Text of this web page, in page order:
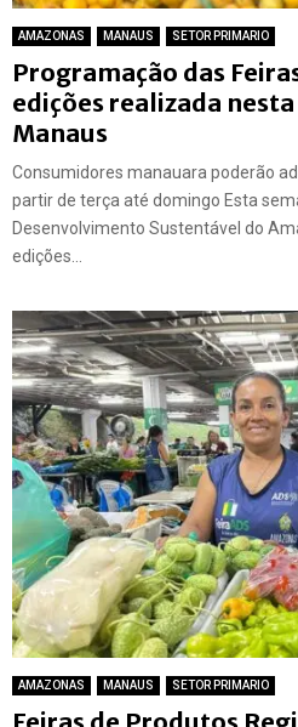
AMAZONAS MANAUS SETOR PRIMARIO
Programação das
edições realizada
Manaus
Consumidores manauara poderão
partir de terça até domingo Esta
Desenvolvimento Sustentável do
edições...
AMAZONAS MANAUS SETOR PRIMARIO